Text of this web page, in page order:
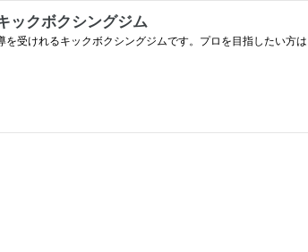
ックボクシングジム
受けれるキックボクシングジムです。プロを目指したい方